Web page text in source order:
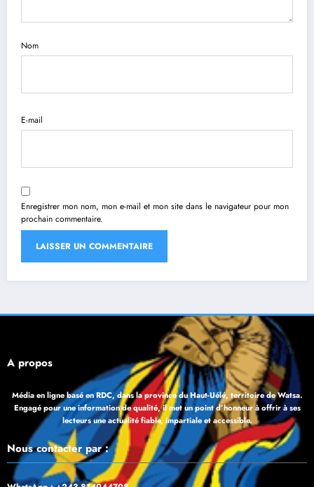
Nom
E-mail
Enregistrer mon nom, mon e-mail et mon site dans le navigateur pour mon
prochain commentaire.
À propos
Média en ligne basé en RDC, dans la province du Haut-Uélé, territoire de Watsa.
Engagé pour une information de qualité, il met un point d’honneur à offrir à ses
lecteurs une actualité fiable, impartiale et accessible.
Nous contacter par :